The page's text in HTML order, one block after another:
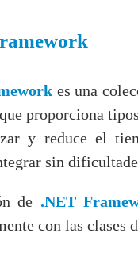
es una
proporciona
y reduce el
sin
de .NET
con las clases